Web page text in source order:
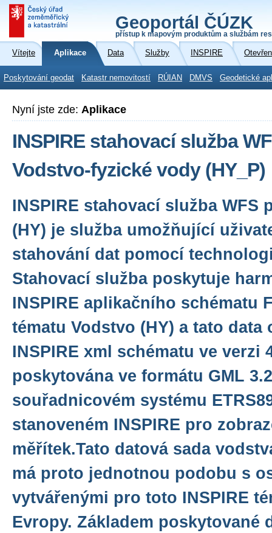
Geoportál ČÚZK
přístup k mapovým produktům a službám
Vítejte Aplikace Data Služby INSPIRE
Poskytování geodat Katastr nemovitostí RÚIAN DMVS Geodetické
Nyní jste zde: Aplikace
INSPIRE stahovací služba
Vodstvo-fyzické vody (HY_P)
INSPIRE stahovací služba WFS
(HY) je služba umožňující
stahování dat pomocí
Stahovací služba poskytuje
INSPIRE aplikačního schématu
tématu Vodstvo (HY) a tato data
INSPIRE xml schématu ve verzi
poskytována ve formátu GML
souřadnicovém systému
stanoveném INSPIRE pro
měřítek.Tato datová sada
má proto jednotnou podobu s
vytvářenými pro toto INSPIRE
Evropy. Základem poskytované